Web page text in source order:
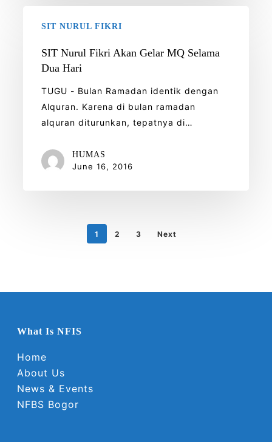
Nurul
Selama
SIT NURUL FIKRI
SIT Nurul Fikri Akan Gelar MQ Selama
Dua Hari
TUGU - Bulan Ramadan identik dengan
Alquran. Karena di bulan ramadan
alquran diturunkan, tepatnya di…
HUMAS
June 16, 2016
1 2 3 Next
What Is NFIS
Home
About Us
News & Events
NFBS Bogor